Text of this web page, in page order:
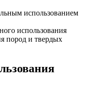
использованием
использования
пород и твердых